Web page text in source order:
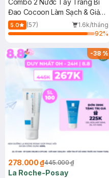
Combo 2 Nước Tẩy Trang Bí
Đao Cocoon Làm Sạch & Giảm
Dầu 500ml
5.0 (57)
1.6k/tháng
92%
-38%
278.000 ₫445.000 ₫
La Roche-Posay